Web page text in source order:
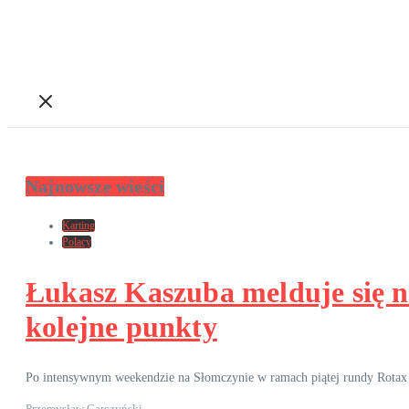
Najnowsze wieści
Karting
Polacy
Łukasz Kaszuba melduje się
kolejne punkty
Po intensywnym weekendzie na Słomczynie w ramach piątej rundy